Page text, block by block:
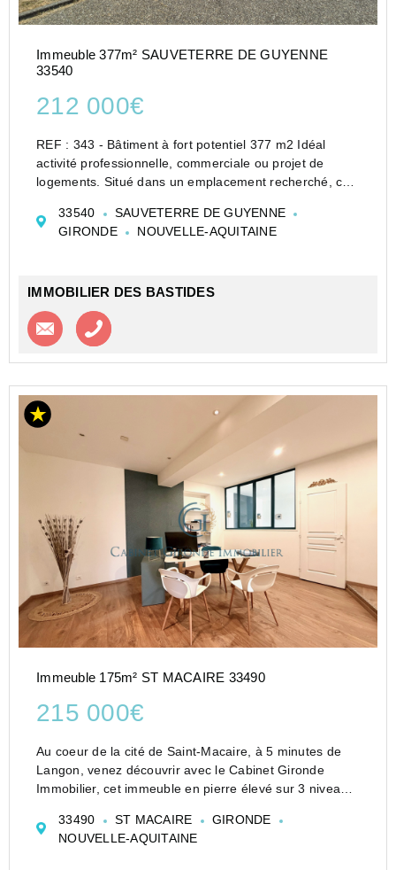
Immeuble 377m² SAUVETERRE DE GUYENNE
33540
212 000€
REF : 343 - Bâtiment à fort potentiel 377 m2 Idéal
activité professionnelle, commerciale ou projet de
logements. Situé dans un emplacement recherché, ce
développe une surface totale d'environ 377 m2
répartie...
33540
SAUVETERRE DE GUYENNE
GIRONDE
NOUVELLE-AQUITAINE
IMMOBILIER DES BASTIDES
Contacter l'agence
Immeuble 175m² ST MACAIRE 33490
215 000€
Au coeur de la cité de Saint-Macaire, à 5 minutes de
Langon, venez découvrir avec le Cabinet Gironde
Immobilier, cet immeuble en pierre élevé sur 3 niveaux.
commercial loué comprenant 3 bureaux, une réserve
33490 ST MACAIRE
GIRONDE
NOUVELLE-AQUITAINE